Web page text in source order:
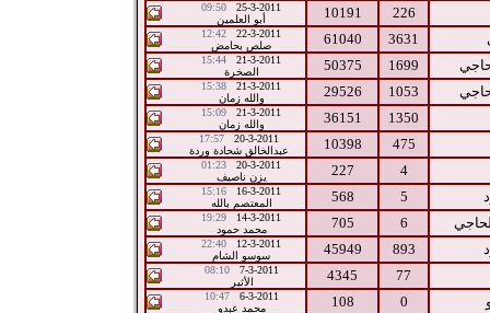
226
10191
25-3-2011
09:50
أبو العلمين
3631
61040
22-3-2011
12:42
صلص بحامض
1699
50375
21-3-2011
15:44
الصخرة
1053
29526
21-3-2011
15:38
والله زمان
1350
36151
21-3-2011
15:09
والله زمان
475
10398
20-3-2011
17:57
عبدالخالق شحادة وردة
4
227
20-3-2011
01:23
يزن ناصيف
5
568
16-3-2011
15:16
المعتصم بالله
6
705
14-3-2011
19:29
محمد حمود
893
45949
12-3-2011
22:40
سوسو الشام
77
4345
7-3-2011
08:10
الأثير
0
108
6-3-2011
10:47
محمد عبدو